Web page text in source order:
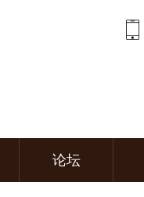
论坛